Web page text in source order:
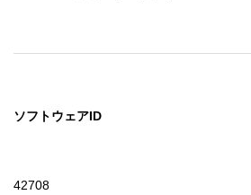
ソフトウェアID
42708